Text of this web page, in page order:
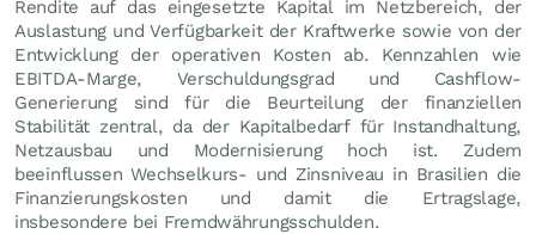
Rendite auf das eingesetzte Kapital im Netzbereich, der
Auslastung und Verfügbarkeit der Kraftwerke sowie von der
Entwicklung der operativen Kosten ab. Kennzahlen wie
EBITDA-Marge, Verschuldungsgrad und Cashflow-
Generierung sind für die Beurteilung der finanziellen
Stabilität zentral, da der Kapitalbedarf für Instandhaltung,
Netzausbau und Modernisierung hoch ist. Zudem
beeinflussen Wechselkurs- und Zinsniveau in Brasilien die
Finanzierungskosten und damit die Ertragslage,
insbesondere bei Fremdwährungsschulden.